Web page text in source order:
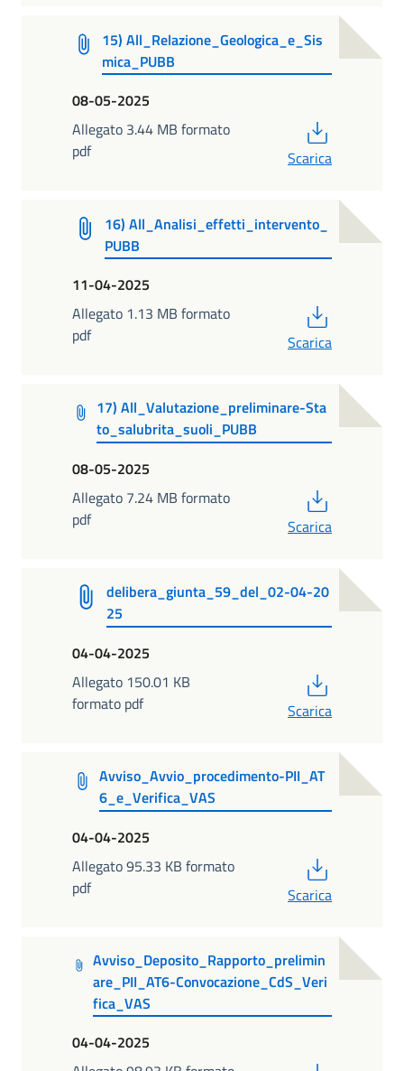
15) All_Relazione_Geologica_e_Sis
mica_PUBB
08-05-2025
Allegato 3.44 MB formato
pdf
Scarica
16) All_Analisi_effetti_intervento_
PUBB
11-04-2025
Allegato 1.13 MB formato
pdf
Scarica
17) All_Valutazione_preliminare-Sta
to_salubrita_suoli_PUBB
08-05-2025
Allegato 7.24 MB formato
pdf
Scarica
delibera_giunta_59_del_02-04-20
25
04-04-2025
Allegato 150.01 KB
formato pdf
Scarica
Avviso_Avvio_procedimento-PII_AT
6_e_Verifica_VAS
04-04-2025
Allegato 95.33 KB formato
pdf
Scarica
Avviso_Deposito_Rapporto_prelimin
are_PII_AT6-Convocazione_CdS_Veri
fica_VAS
04-04-2025